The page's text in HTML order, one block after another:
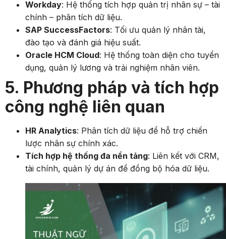
Workday: Hệ thống tích hợp quản trị nhân sự – tài
chính – phân tích dữ liệu.
SAP SuccessFactors: Tối ưu quản lý nhân tài,
đào tạo và đánh giá hiệu suất.
Oracle HCM Cloud: Hệ thống toàn diện cho tuyển
dụng, quản lý lương và trải nghiệm nhân viên.
5. Phương pháp và tích hợp
công nghệ liên quan
HR Analytics: Phân tích dữ liệu để hỗ trợ chiến
lược nhân sự chính xác.
Tích hợp hệ thống đa nền tảng: Liên kết với CRM,
tài chính, quản lý dự án để đồng bộ hóa dữ liệu.